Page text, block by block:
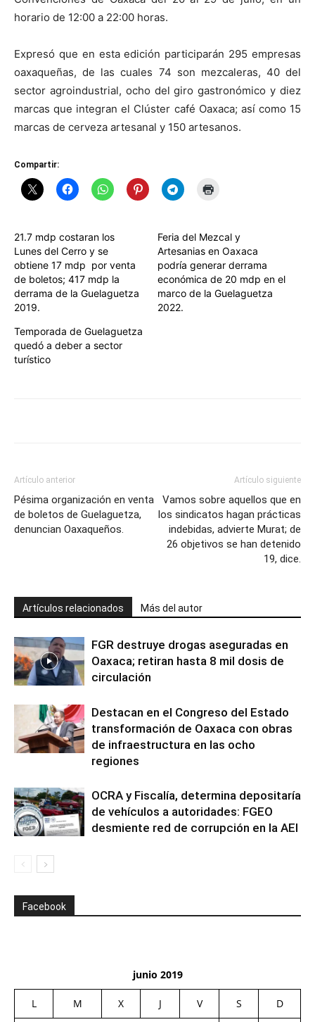
horario de 12:00 a 22:00 horas.
Expresó que en esta edición participarán 295 empresas
oaxaqueñas, de las cuales 74 son mezcaleras, 40 del
sector agroindustrial, ocho del giro gastronómico y diez
marcas que integran el Clúster café Oaxaca; así como 15
marcas de cerveza artesanal y 150 artesanos.
Compartir:
21.7 mdp costaran los
Lunes del Cerro y se
obtiene 17 mdp por venta
de boletos; 417 mdp la
derrama de la Guelaguetza
2019.
Feria del Mezcal y
Artesanias en Oaxaca
podría generar derrama
económica de 20 mdp en el
marco de la Guelaguetza
2022.
Temporada de Guelaguetza
quedó a deber a sector
turístico
Artículo anterior
Pésima organización en venta
de boletos de Guelaguetza,
denuncian Oaxaqueños.
Artículo siguiente
Vamos sobre aquellos que en
los sindicatos hagan prácticas
indebidas, advierte Murat; de
26 objetivos se han detenido
19, dice.
Artículos relacionados Más del autor
FGR destruye drogas aseguradas en
Oaxaca; retiran hasta 8 mil dosis de
circulación
Destacan en el Congreso del Estado
transformación de Oaxaca con obras
de infraestructura en las ocho
regiones
OCRA y Fiscalía, determina depositaría
de vehículos a autoridades: FGEO
desmiente red de corrupción en la AEI
Facebook
junio 2019
L M X J V S D